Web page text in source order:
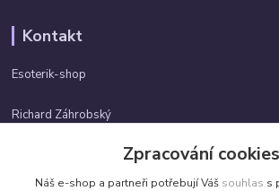
Kontakt
Esoterik-shop
Richard Záhrobský
info@esoterik-shop.cz
Zpracování cookies
Náš e-shop a partneři potřebují Váš souhlas s